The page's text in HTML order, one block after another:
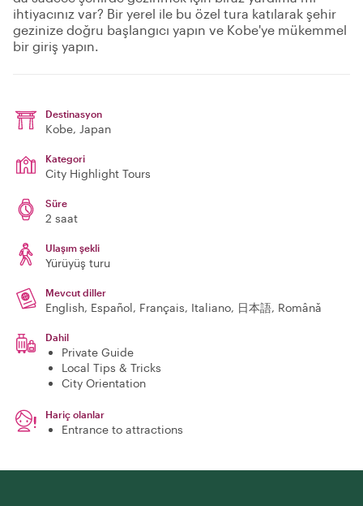
ihtiyacınız var? Bir yerel ile bu özel tura katılarak şehir
gezinize doğru başlangıcı yapın ve Kobe'ye mükemmel
bir giriş yapın.
Destinasyon
Kobe, Japan
Kategori
City Highlight Tours
Süre
2 saat
Ulaşım şekli
Yürüyüş turu
Mevcut diller
English, Español, Français, Italiano, 日本語, Română
Dahil
Private Guide
Local Tips & Tricks
City Orientation
Hariç olanlar
Entrance to attractions